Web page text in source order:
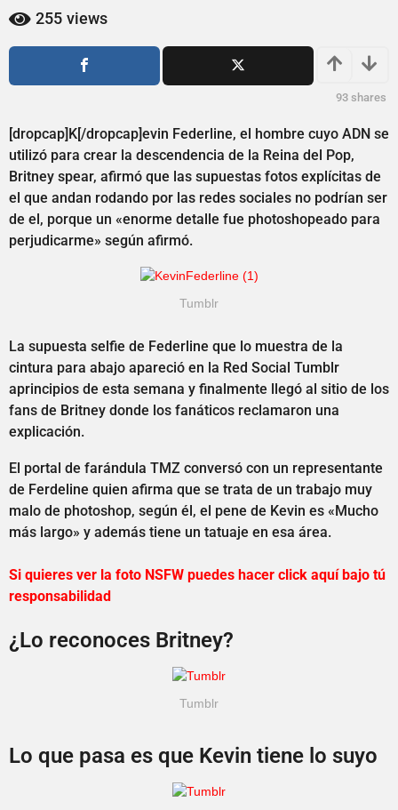
a
ñ
g
o
o
255 views
93 shares
[dropcap]K[/dropcap]evin Federline, el hombre cuyo ADN se
utilizó para crear la descendencia de la Reina del Pop,
Britney spear, afirmó que las supuestas fotos explícitas de
el que andan rodando por las redes sociales no podrían ser
de el, porque un «enorme detalle fue photoshopeado para
perjudicarme» según afirmó.
Tumblr
La supuesta selfie de Federline que lo muestra de la
cintura para abajo apareció en la Red Social Tumblr
aprincipios de esta semana y finalmente llegó al sitio de los
fans de Britney donde los fanáticos reclamaron una
explicación.
El portal de farándula TMZ conversó con un representante
de Ferdeline quien afirma que se trata de un trabajo muy
malo de photoshop, según él, el pene de Kevin es «Mucho
más largo» y además tiene un tatuaje en esa área.
Si quieres ver la foto NSFW puedes hacer click aquí bajo tú
responsabilidad
¿Lo reconoces Britney?
Tumblr
Lo que pasa es que Kevin tiene lo suyo